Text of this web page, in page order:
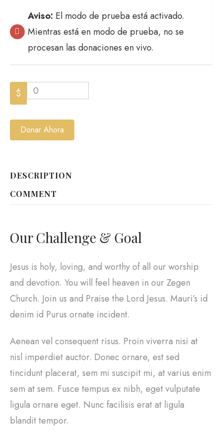
Aviso: El modo de prueba está activado.
Mientras está en modo de prueba, no se
procesan las donaciones en vivo.
$ 0
Donar Ahora
DESCRIPTION
COMMENT
Our Challenge & Goal
Jesus is holy, loving, and worthy of all our worship
and devotion. You will feel heaven in our Zegen
Church. Join us and Praise the Lord Jesus. Mauri’s id
denim id Purus ornate incident.
Aenean vel consequent risus. Proin viverra nisi at
nisl imperdiet auctor. Donec ornare, est sed
tincidunt placerat, sem mi suscipit mi, at varius enim
sem at sem. Fusce tempus ex nibh, eget vulputate
ligula ornare eget. Nunc facilisis erat at ligula
blandit tempor.